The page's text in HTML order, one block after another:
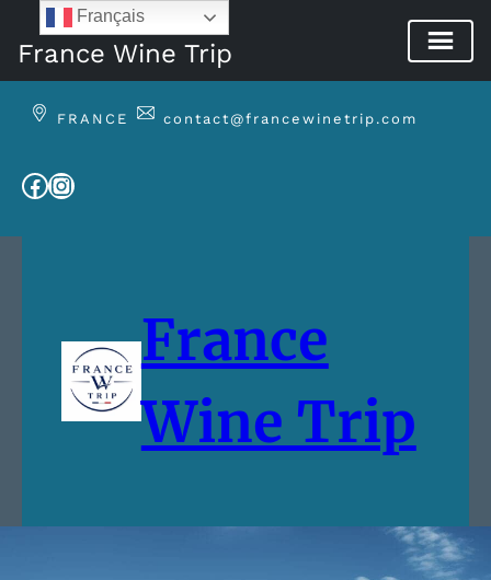
France Wine Trip
FRANCE contact@francewinetrip.com
Facebook
Instagram
France
Wine Trip
Français